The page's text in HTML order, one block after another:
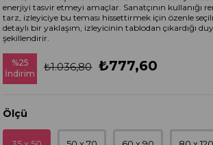
enerjiyi tasvir etmeyi amaçlar. Sanatçının kullanığı
tarz, izleyiciye bu teması hissettirmek için özenle
detaylı bir yaklaşım, izleyicinin tablodan çıkardığı
şekillendirir.
%25
İndirim
₺1.036,80 ₺777,60
Ölçü